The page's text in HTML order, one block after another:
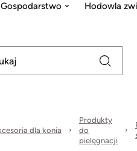
Gospodarstwo Hodowla
dla konia
Produkty
do
pielęgnacji